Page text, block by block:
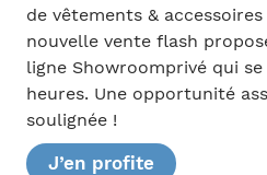
de vêtements &
nouvelle vente flash
ligne Showroomprivé qui
heures. Une opportunité
soulignée !
J’en profite